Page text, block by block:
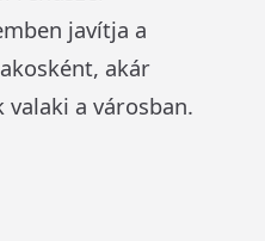
javítja a
akár
a városban.